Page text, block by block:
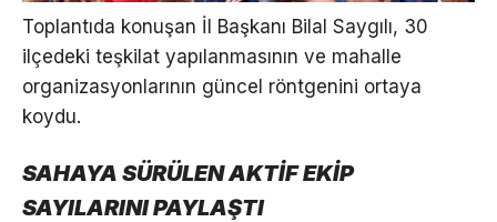
Toplantıda konuşan İl Başkanı Bilal Saygılı, 30
ilçedeki teşkilat yapılanmasının ve mahalle
organizasyonlarının güncel röntgenini ortaya
koydu.
SAHAYA SÜRÜLEN AKTİF EKİP
SAYILARINI PAYLAŞTI